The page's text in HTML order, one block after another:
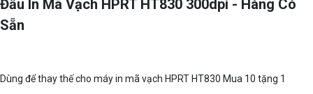
Đầu In Mã Vạch HPRT HT830 300dpi - Hàng Có
Sẵn
Dùng để thay thế cho máy in mã vạch HPRT HT830 Mua 10 tặng 1